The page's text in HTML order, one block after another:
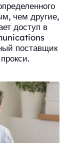
чем другие,
доступ в
поставщик